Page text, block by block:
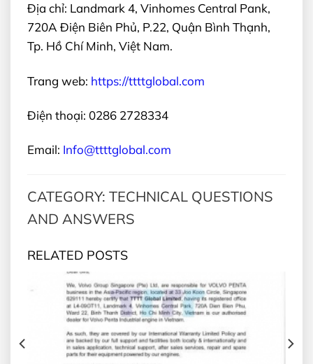
Địa chỉ: Landmark 4, Vinhomes Central Pank,
720A Điện Biên Phủ, P.22, Quận Bình Thạnh,
Tp. Hồ Chí Minh, Việt Nam.
Trang web: https://ttttglobal.com
Điện thoại: 0286 2728334
Email: Info@ttttglobal.com
CATEGORY: TECHNICAL QUESTIONS
AND ANSWERS
RELATED POSTS